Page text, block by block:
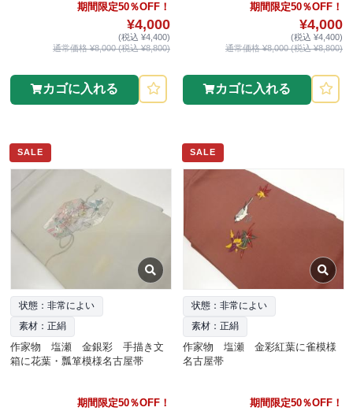
期間限定50％OFF！
¥4,000
(税込 ¥4,400)
通常価格 ¥8,000 (税込 ¥8,800)
カゴに入れる
期間限定50％OFF！
¥4,000
(税込 ¥4,400)
通常価格 ¥8,000 (税込 ¥8,800)
カゴに入れる
SALE
状態：非常によい
素材：正絹
作家物 塩瀬 金銀彩 手描き文
箱に花葉・瓢箪模様名古屋帯
期間限定50％OFF！
SALE
状態：非常によい
素材：正絹
作家物 塩瀬 金彩紅葉に雀模様
名古屋帯
期間限定50％OFF！